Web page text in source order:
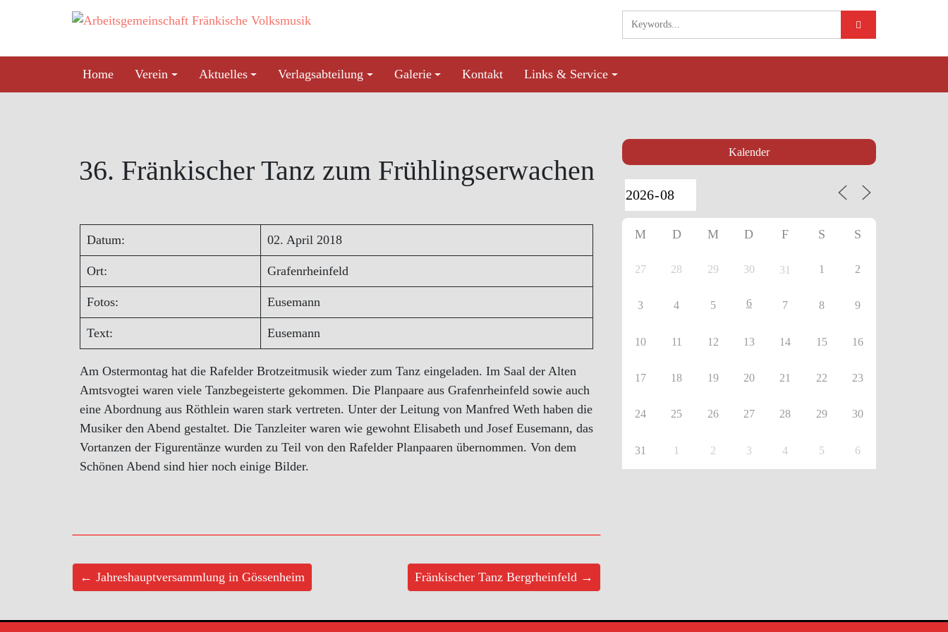
Home
Verein Aktuelles Verlagsabteilung Galerie Kontakt Links & Service
36. Fränkischer Tanz zum Frühlingserwachen
Datum: 02. April 2018
Ort: Grafenrheinfeld
Fotos: Eusemann
Text: Eusemann
Am Ostermontag hat die Rafelder Brotzeitmusik wieder zum Tanz eingeladen. Im Saal der Alten
Amtsvogtei waren viele Tanzbegeisterte gekommen. Die Planpaare aus Grafenrheinfeld sowie auch
eine Abordnung aus Röthlein waren stark vertreten. Unter der Leitung von Manfred Weth haben die
Musiker den Abend gestaltet. Die Tanzleiter waren wie gewohnt Elisabeth und Josef Eusemann, das
Vortanzen der Figurentänze wurden zu Teil von den Rafelder Planpaaren übernommen. Von dem
Schönen Abend sind hier noch einige Bilder.
← Jahreshauptversammlung in Gössenheim Fränkischer Tanz Bergrheinfeld →
Kalender
M D M D F S S
27 28 29 30 31 1 2
3 4 5 6 7 8 9
10 11 12 13 14 15 16
17 18 19 20 21 22 23
24 25 26 27 28 29 30
31 1 2 3 4 5 6